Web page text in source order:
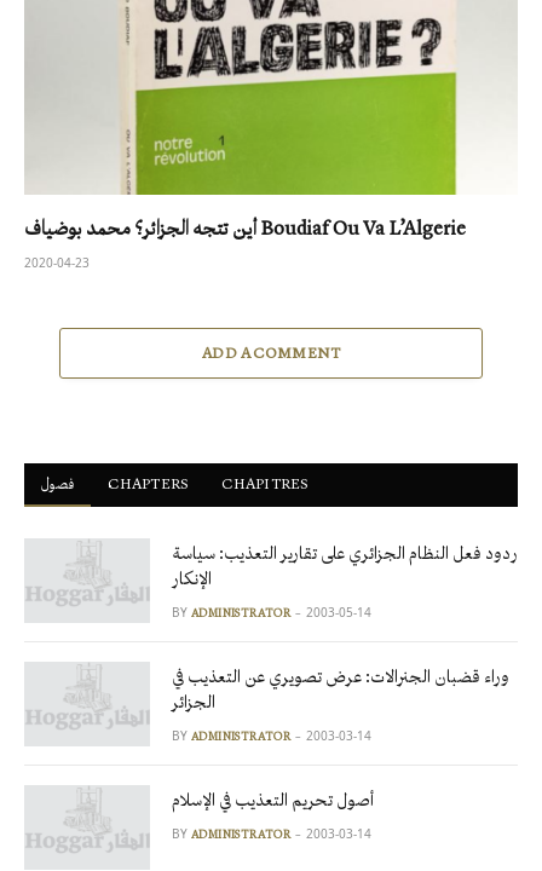
أين تتجه الجزائر؟ محمد بوضياف Boudiaf Ou Va L’Algerie
2020-04-23
ADD A COMMENT
فصول ْCHAPTERS CHAPITRES
ردود فعل النظام الجزائري على تقارير التعذيب: سياسة
الإنكار
BY ADMINISTRATOR 2003-05-14
وراء قضبان الجنرالات: عرض تصويري عن التعذيب في
الجزائر
BY ADMINISTRATOR 2003-03-14
أصول تحريم التعذيب في الإسلام
BY ADMINISTRATOR 2003-03-14